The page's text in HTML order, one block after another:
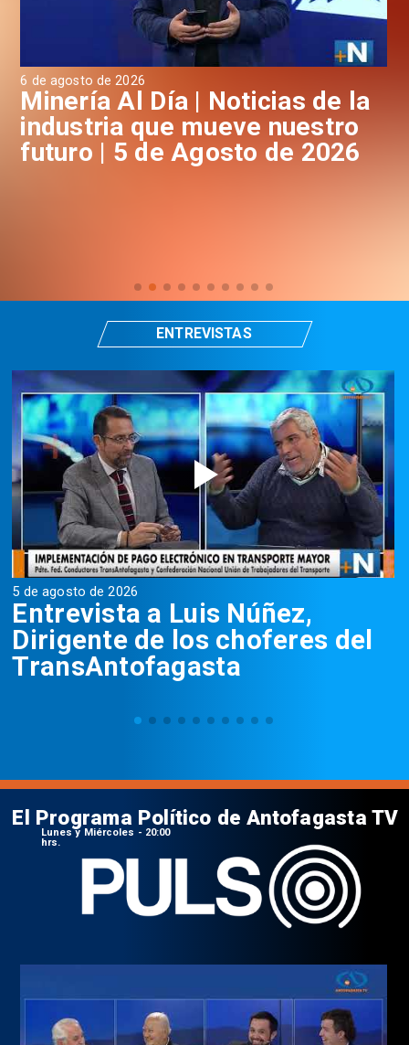
6 de agosto de 2026
Minería Al Día | Noticias de la
industria que mueve nuestro
futuro | 5 de Agosto de 2026
5 de agosto de 2026
Entrevista a Luis Núñez,
Dirigente de los choferes del
TransAntofagasta
ENTREVISTAS
El Programa Político de Antofagasta TV
Lunes y Miércoles - 20:00
hrs.